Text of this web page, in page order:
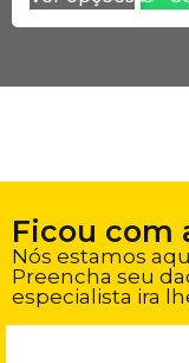
Ficou com
Nós estamos
Preencha seu
especialista ira